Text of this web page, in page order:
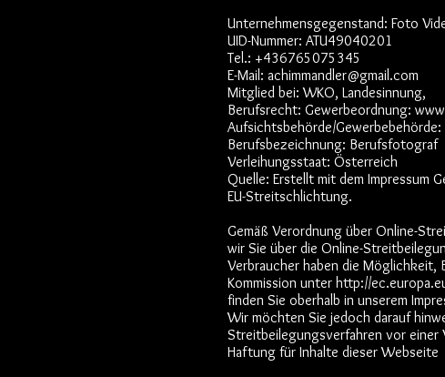
Unternehmensgegenstand: Foto
UID-Nummer: ATU49040201
Tel.: +436765075345
E-Mail: achimmandler@gmail.com
Mitglied bei: WKO, Landesinnung,
Berufsrecht: Gewerbeordnung:
Aufsichtsbehörde/
Berufsbezeichnung: Berufsfotograf
Verleihungsstaat: Österreich
Quelle: Erstellt mit dem Impressum
EU-Streitschlichtung.
Gemäß Verordnung über Online-
wir Sie über die Online-
Verbraucher haben die Möglichkeit,
Kommission unter http://
finden Sie oberhalb in unserem
Wir möchten Sie jedoch darauf
Streitbeilegungsverfahren vor einer
Haftung für Inhalte dieser Webseite